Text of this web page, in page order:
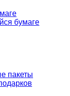
бумаге
пакеты